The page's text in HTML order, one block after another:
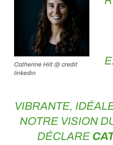
Catherine Hilt @ credit
linkedin
VIBRANTE,
NOTRE VISION
DÉCLARE